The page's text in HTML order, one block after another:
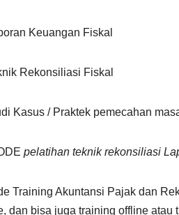
Keuangan Fiskal
Rekonsiliasi Fiskal
Kasus / Praktek pemecahan
pelatihan teknik rekonsiliasi
Training Akuntansi Pajak dan
dan bisa juga training offline atau